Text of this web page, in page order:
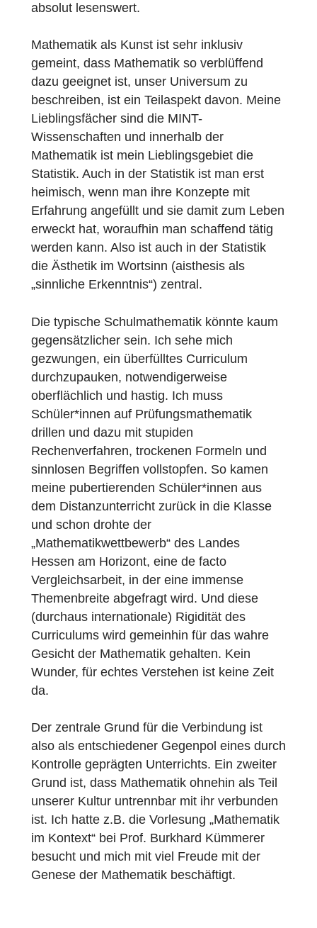
Sehr eloquent und mit der nötigen Muße
beschreibt dies Paul Lockhart in „A
Mathematician’s Lament: How School
Cheats Us Out of Our Most Fascinating and
Imaginative Art Form“. Eine Kurzfassung ist
als PDF frei im Internet verfügbar und
absolut lesenswert.
Mathematik als Kunst ist sehr inklusiv
gemeint, dass Mathematik so verblüffend
dazu geeignet ist, unser Universum zu
beschreiben, ist ein Teilaspekt davon.
Lieblingsfächer sind die MINT-
Wissenschaften und innerhalb der
Mathematik ist mein Lieblingsgebiet die
Statistik. Auch in der Statistik ist man erst
heimisch, wenn man ihre Konzepte mit
Erfahrung angefüllt und sie damit zum
erweckt hat, woraufhin man schaffend tätig
werden kann. Also ist auch in der Statistik
die Ästhetik im Wortsinn (aisthesis als
„sinnliche Erkenntnis“) zentral.
Die typische Schulmathematik könnte kaum
gegensätzlicher sein. Ich sehe mich
gezwungen, ein überfülltes Curriculum
durchzupauken, notwendigerweise
oberflächlich und hastig. Ich muss
Schüler*innen auf Prüfungsmathematik
drillen und dazu mit stupiden
Rechenverfahren, trockenen Formeln und
sinnlosen Begriffen vollstopfen. So kamen
dem Distanzunterricht zurück in die Klasse
und schon drohte der
„Mathematikwettbewerb“ des Landes
Hessen am Horizont, eine de facto
Vergleichsarbeit, in der eine immense
Themenbreite abgefragt wird. Und diese
(durchaus internationale) Rigidität des
Curriculums wird gemeinhin für das wahre